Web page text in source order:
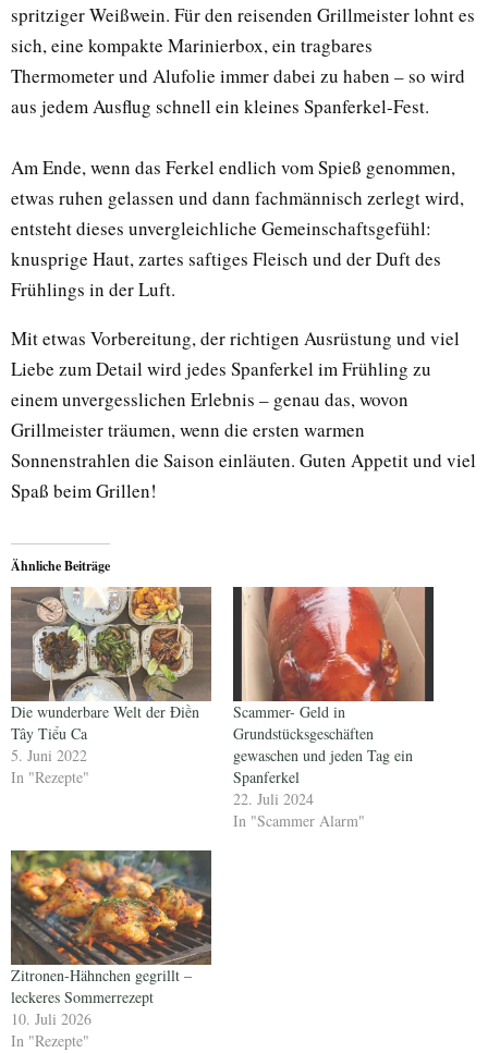
spritziger Weißwein. Für den reisenden Grillmeister lohnt es
sich, eine kompakte Marinierbox, ein tragbares
Thermometer und Alufolie immer dabei zu haben – so wird
aus jedem Ausflug schnell ein kleines Spanferkel-Fest.
Am Ende, wenn das Ferkel endlich vom Spieß genommen,
etwas ruhen gelassen und dann fachmännisch zerlegt wird,
entsteht dieses unvergleichliche Gemeinschaftsgefühl:
knusprige Haut, zartes saftiges Fleisch und der Duft des
Frühlings in der Luft.
Mit etwas Vorbereitung, der richtigen Ausrüstung und viel
Liebe zum Detail wird jedes Spanferkel im Frühling zu
einem unvergesslichen Erlebnis – genau das, wovon
Grillmeister träumen, wenn die ersten warmen
Sonnenstrahlen die Saison einläuten. Guten Appetit und viel
Spaß beim Grillen!
Ähnliche Beiträge
Die wunderbare Welt der Điền
Tây Tiểu Ca
5. Juni 2022
In "Rezepte"
Scammer- Geld in
Grundstücksgeschäften
gewaschen und jeden Tag ein
Spanferkel
22. Juli 2024
In "Scammer Alarm"
Zitronen-Hähnchen gegrillt –
leckeres Sommerrezept
10. Juli 2026
In "Rezepte"